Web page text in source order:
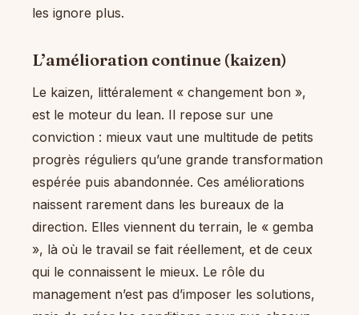
les ignore plus.
L’amélioration continue (kaizen)
Le kaizen, littéralement « changement bon »,
est le moteur du lean. Il repose sur une
conviction : mieux vaut une multitude de petits
progrès réguliers qu’une grande transformation
espérée puis abandonnée. Ces améliorations
naissent rarement dans les bureaux de la
direction. Elles viennent du terrain, le « gemba
», là où le travail se fait réellement, et de ceux
qui le connaissent le mieux. Le rôle du
management n’est pas d’imposer les solutions,